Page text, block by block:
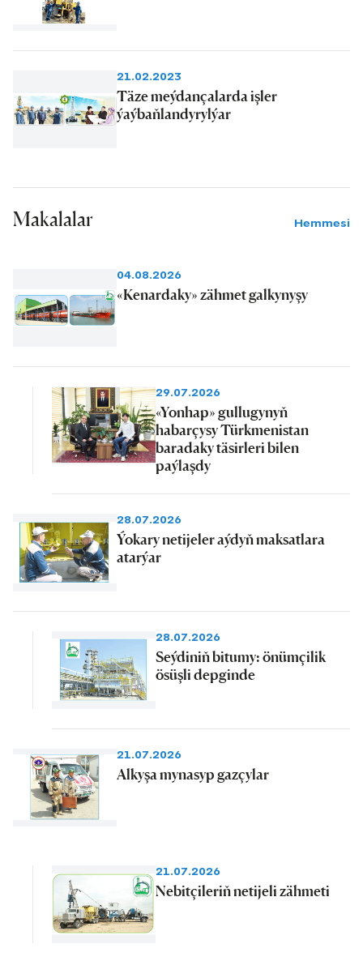
21.02.2023
Täze meýdançalarda işler
ýaýbaňlandyrylýar
Makalalar Hemmesi
04.08.2026
«Kenardaky» zähmet galkynyşy
29.07.2026
«Yonhap» gullugynyň
habarçysy Türkmenistan
baradaky täsirleri bilen
paýlaşdy
28.07.2026
Ýokary netijeler aýdyň maksatlara
atarýar
28.07.2026
Seýdiniň bitumy: önümçilik
ösüşli depginde
21.07.2026
Alkyşa mynasyp gazçylar
21.07.2026
Nebitçileriň netijeli zähmeti